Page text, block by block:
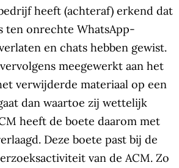
heeft (achteraf) erkend dat
ten onrechte WhatsApp-
en chats hebben gewist.
meegewerkt aan het
verwijderde materiaal op een
dan waartoe zij wettelijk
heeft de boete daarom met
Deze boete past bij de
van de ACM. Zo